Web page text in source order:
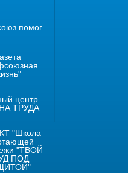
помог
центр
ТРУДА
"Школа
"ТВОЙ
ПОД